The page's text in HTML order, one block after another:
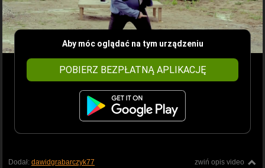
Aby móc oglądać na tym urządzeniu
POBIERZ BEZPŁATNĄ APLIKACJĘ
zwiń opis video
Dodał: dawidgrabarczyk77